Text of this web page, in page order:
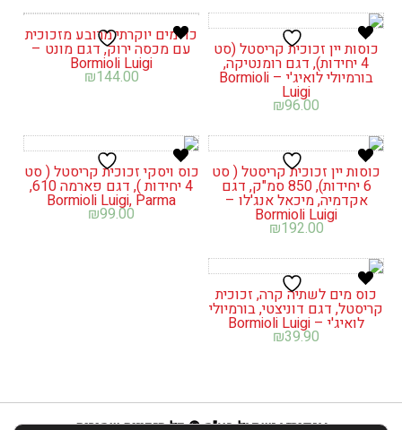
כוסות יין זכוכית קריסטל (סט
4 יחידות), דגם רומנטיקה,
בורמיולי לואיג'י – Bormioli
Luigi
₪96.00
כד מים יוקרתי מרובע מזכוכית
עם מכסה ירוק, דגם מונט –
Bormioli Luigi
₪144.00
כוסות יין זכוכית קריסטל ( סט
6 יחידות), 850 סמ"ק, דגם
אקדמיה, מיכאל אנג'לו –
Bormioli Luigi
₪192.00
כוס ויסקי זכוכית קריסטל ( סט
4 יחידות ), דגם פארמה 610,
Bormioli Luigi, Parma
₪99.00
כוס מים לשתיה קרה, זכוכית
קריסטל, דגם דוניצטי, בורמיולי
לואיג'י – Bormioli Luigi
₪39.90